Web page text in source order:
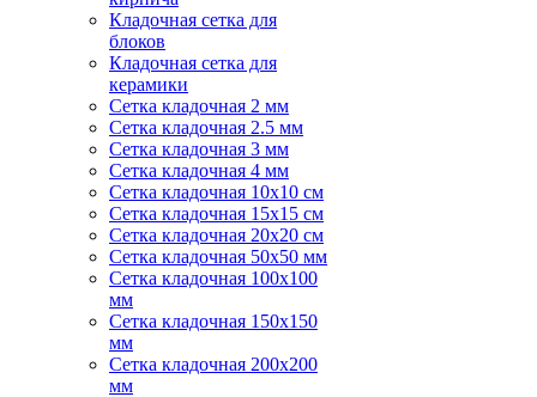
Кладочная сетка для
блоков
Кладочная сетка для
керамики
Сетка кладочная 2 мм
Сетка кладочная 2.5 мм
Сетка кладочная 3 мм
Сетка кладочная 4 мм
Сетка кладочная 10x10 см
Сетка кладочная 15x15 см
Сетка кладочная 20x20 см
Сетка кладочная 50x50 мм
Сетка кладочная 100x100
мм
Сетка кладочная 150x150
мм
Сетка кладочная 200x200
мм